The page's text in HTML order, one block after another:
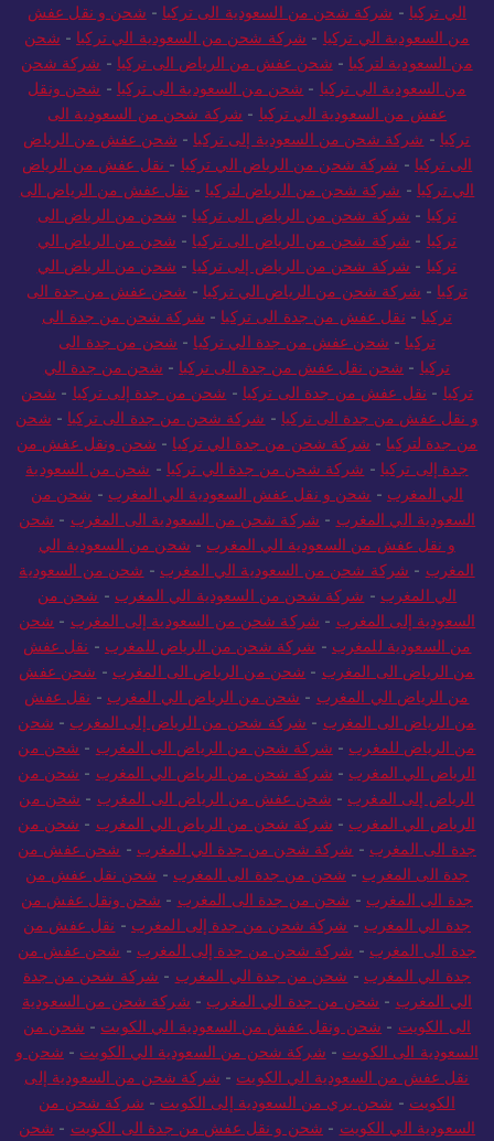
الي تركيا - شركة شحن من السعودية الى تركيا - شحن و نقل عفش
من السعودية الي تركيا - شركة شحن من السعودية الي تركيا - شحن
من السعودية لتركيا - شحن عفش من الرياض الى تركيا - شركة شحن
من السعودية الي تركيا - شحن من السعودية الى تركيا - شحن ونقل
عفش من السعودية الي تركيا - شركة شحن من السعودية الى
تركيا - شركة شحن من السعودية إلى تركيا - شحن عفش من الرياض
الى تركيا - شركة شحن من الرياض الي تركيا - نقل عفش من الرياض
الي تركيا - شركة شحن من الرياض لتركيا - نقل عفش من الرياض الى
تركيا - شركة شحن من الرياض الى تركيا - شحن من الرياض الى
تركيا - شركة شحن من الرياض الى تركيا - شحن من الرياض الي
تركيا - شركة شحن من الرياض إلى تركيا - شحن من الرياض الي
تركيا - شركة شحن من الرياض الي تركيا - شحن عفش من جدة الى
تركيا - نقل عفش من جدة الى تركيا - شركة شحن من جدة الى
تركيا - شحن عفش من جدة الي تركيا - شحن من جدة الى
تركيا - شحن نقل عفش من جدة الى تركيا - شحن من جدة الي
تركيا - نقل عفش من جدة الى تركيا - شحن من جدة إلى تركيا - شحن
و نقل عفش من جدة الى تركيا - شركة شحن من جدة الى تركيا - شحن
من جدة لتركيا - شركة شحن من جدة الي تركيا - شحن ونقل عفش من
جدة إلى تركيا - شركة شحن من جدة الي تركيا - شحن من السعودية
الي المغرب - شحن و نقل عفش السعودية الي المغرب - شحن من
السعودية الي المغرب - شركة شحن من السعودية الى المغرب - شحن
و نقل عفش من السعودية الي المغرب - شحن من السعودية الي
المغرب - شركة شحن من السعودية الي المغرب - شحن من السعودية
الي المغرب - شركة شحن من السعودية الي المغرب - شحن من
السعودية إلى المغرب - شركة شحن من السعودية إلى المغرب - شحن
من السعودية للمغرب - شركة شحن من الرياض للمغرب - نقل عفش
من الرياض الى المغرب - شحن من الرياض الى المغرب - شحن عفش
من الرياض الي المغرب - شحن من الرياض الي المغرب - نقل عفش
من الرياض الى المغرب - شركة شحن من الرياض إلى المغرب - شحن
من الرياض للمغرب - شركة شحن من الرياض الى المغرب - شحن من
الرياض الي المغرب - شركة شحن من الرياض الي المغرب - شحن من
الرياض إلى المغرب - شحن عفش من الرياض الى المغرب - شحن من
الرياض الي المغرب - شركة شحن من الرياض الي المغرب - شحن من
جدة الى المغرب - شركة شحن من جدة الي المغرب - شحن عفش من
جدة الى المغرب - شحن من جدة الى المغرب - شحن نقل عفش من
جدة الى المغرب - شحن من جدة الى المغرب - شحن ونقل عفش من
جدة الي المغرب - شركة شحن من جدة إلى المغرب - نقل عفش من
جدة الى المغرب - شركة شحن من جدة إلى المغرب - شحن عفش من
جدة الي المغرب - شحن من جدة الي المغرب - شركة شحن من جدة
الي المغرب - شحن من جدة الي المغرب - شركة شحن من السعودية
الى الكويت - شحن ونقل عفش من السعودية الي الكويت - شحن من
السعودية الى الكويت - شركة شحن من السعودية الي الكويت - شحن و
نقل عفش من السعودية الي الكويت - شركة شحن من السعودية إلى
الكويت - شحن بري من السعودية إلى الكويت - شركة شحن من
السعودية الي الكويت - شحن و نقل عفش من جدة الى الكويت - شحن